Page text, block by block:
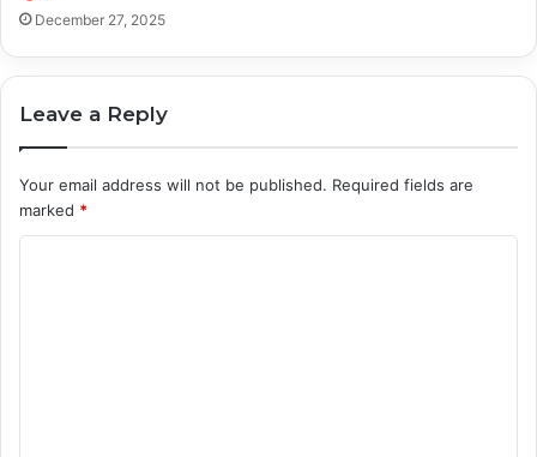
December 27, 2025
Leave a Reply
Your email address will not be published. Required fields are
marked *